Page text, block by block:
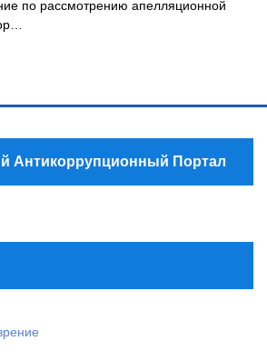
по рассмотрению апелляционной
Антикоррупционный Портал